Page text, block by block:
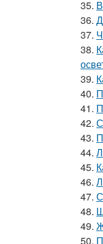
35.
36.
37.
38.
39.
40.
41.
42.
43.
44.
45.
46.
47.
48.
49.
50.